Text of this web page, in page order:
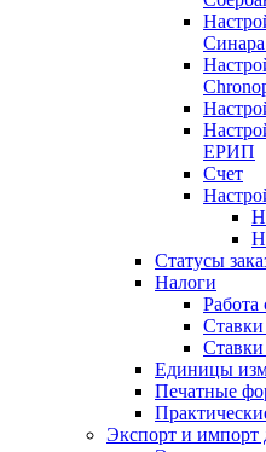
ЕРИП
Счет
Статусы
Налоги
Работа
Единицы
Печатные
Экспорт и импорт